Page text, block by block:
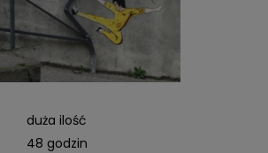
duża ilość
48 godzin